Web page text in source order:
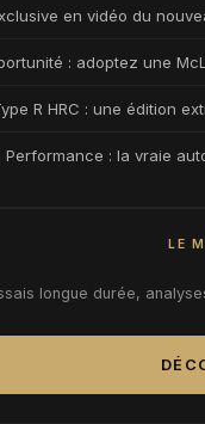
en vidéo du
: adoptez une
R HRC : une édition
Performance : la vraie
LE
longue durée,